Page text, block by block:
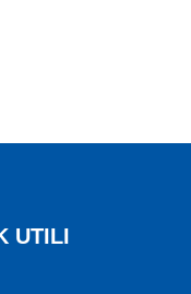
UTILI